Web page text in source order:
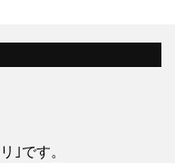
｣です。